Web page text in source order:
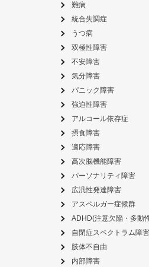
難病
統合失調症
うつ病
双極性障害
不安障害
気分障害
パニック障害
強迫性障害
アルコール依存症
摂食障害
適応障害
高次脳機能障害
パーソナリティ障害
広汎性発達障害
アスペルガー症候群
ADHD(注意欠陥・多動
自閉症スペクトラム障
肢体不自由
内部障害